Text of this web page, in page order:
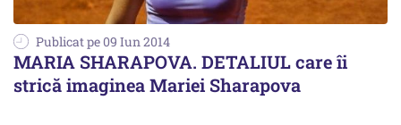
Publicat pe 09 Iun 2014
MARIA SHARAPOVA. DETALIUL care îi
strică imaginea Mariei Sharapova